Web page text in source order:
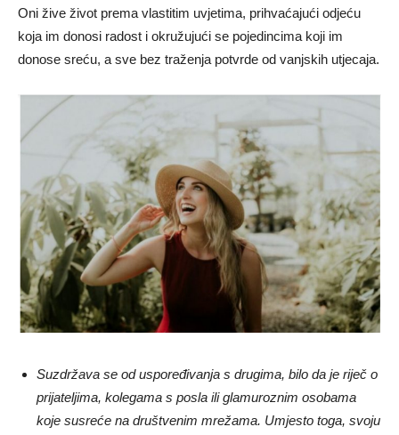
Oni žive život prema vlastitim uvjetima, prihvaćajući odjeću
koja im donosi radost i okružujući se pojedincima koji im
donose sreću, a sve bez traženja potvrde od vanjskih utjecaja.
Suzdržava se od uspoređivanja s drugima, bilo da je riječ o
prijateljima, kolegama s posla ili glamuroznim osobama
koje susreće na društvenim mrežama. Umjesto toga, svoju